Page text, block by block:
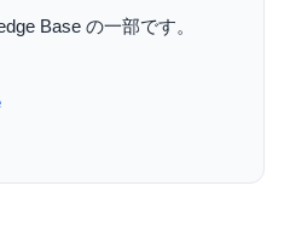
Base の一部です。